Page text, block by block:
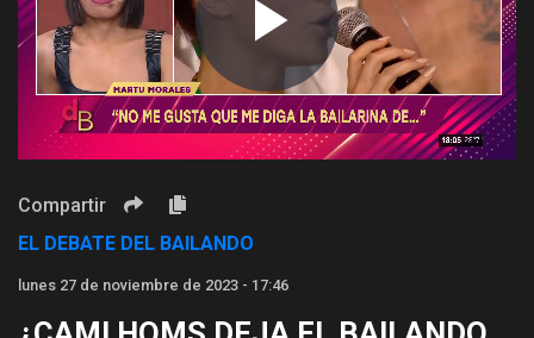
Compartir
EL DEBATE DEL BAILANDO
lunes 27 de noviembre de 2023 - 17:46